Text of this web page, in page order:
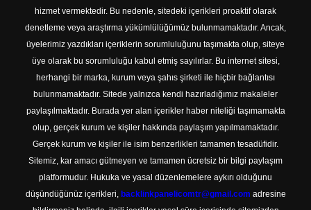
hizmet vermektedir. Bu nedenle, sitedeki içerikleri proaktif olarak
denetleme veya araştırma yükümlülüğümüz bulunmamaktadır. Ancak,
üyelerimiz yazdıkları içeriklerin sorumluluğunu taşımakta olup, siteye
üye olarak bu sorumluluğu kabul etmiş sayılırlar. Bu internet sitesi,
herhangi bir marka, kurum veya şahıs şirketi ile hiçbir bağlantısı
bulunmamaktadır. Sitede yalnızca kendi hazırladığımız makaleler
paylaşılmaktadır. Burada yer alan içerikler haber niteliği taşımamakta
olup, gerçek kurum ve kişiler hakkında paylaşım yapılmamaktadır.
Gerçek kurum ve kişiler ile isim benzerlikleri tamamen tesadüfidir.
Sitemiz, kar amacı gütmeyen ve tamamen ücretsiz bir bilgi paylaşım
platformudur. Hukuka ve yasal düzenlemelere aykırı olduğunu
düşündüğünüz içerikleri, backlinkpanelicomtr@gmail.com adresine